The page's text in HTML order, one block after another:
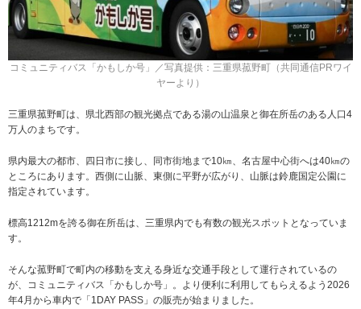
コミュニティバス「かもしか号」／写真提供：三重県菰野町（共同通信PRワイ
ヤーより）
三重県菰野町は、県北西部の観光拠点である湯の山温泉と御在所岳のある人口4
万人のまちです。
県内最大の都市、四日市に接し、同市街地まで10㎞、名古屋中心街へは40㎞の
ところにあります。西側に山脈、東側に平野が広がり、山脈は鈴鹿国定公園に
指定されています。
標高1212mを誇る御在所岳は、三重県内でも有数の観光スポットとなっていま
す。
そんな菰野町で町内の移動を支える身近な交通手段として運行されているの
が、コミュニティバス「かもしか号」。より便利に利用してもらえるよう2026
年4月から車内で「1DAY PASS」の販売が始まりました。